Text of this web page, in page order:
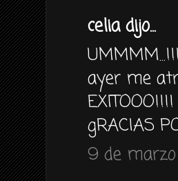
celia dijo...
ayer me
EXITOOO!!!!
gRACIAS
9 de